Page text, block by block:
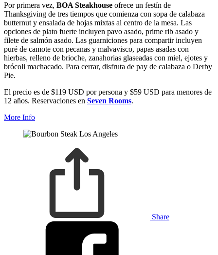
Por primera vez, BOA Steakhouse ofrece un festín de
Thanksgiving de tres tiempos que comienza con sopa de calabaza
butternut y ensalada de hojas mixtas al centro de la mesa. Las
opciones de plato fuerte incluyen pavo asado, prime rib asado y
filete de salmón asado. Las guarniciones para compartir incluyen
puré de camote con pecanas y malvavisco, papas asadas con
hierbas, relleno de brioche, zanahorias glaseadas con miel, ejotes y
brócoli machacado. Para cerrar, disfruta de pay de calabaza o Derby
Pie.
El precio es de $119 USD por persona y $59 USD para menores de
12 años. Reservaciones en Seven Rooms.
More Info
Share